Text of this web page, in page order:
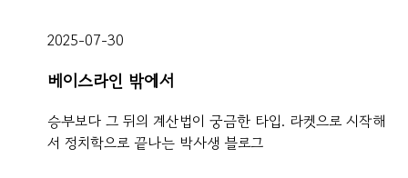
2025-07-30
베이스라인 밖에서
승부보다 그 뒤의 계산법이 궁금한 타입. 라켓으로 시작해
서 정치학으로 끝나는 박사생 블로그